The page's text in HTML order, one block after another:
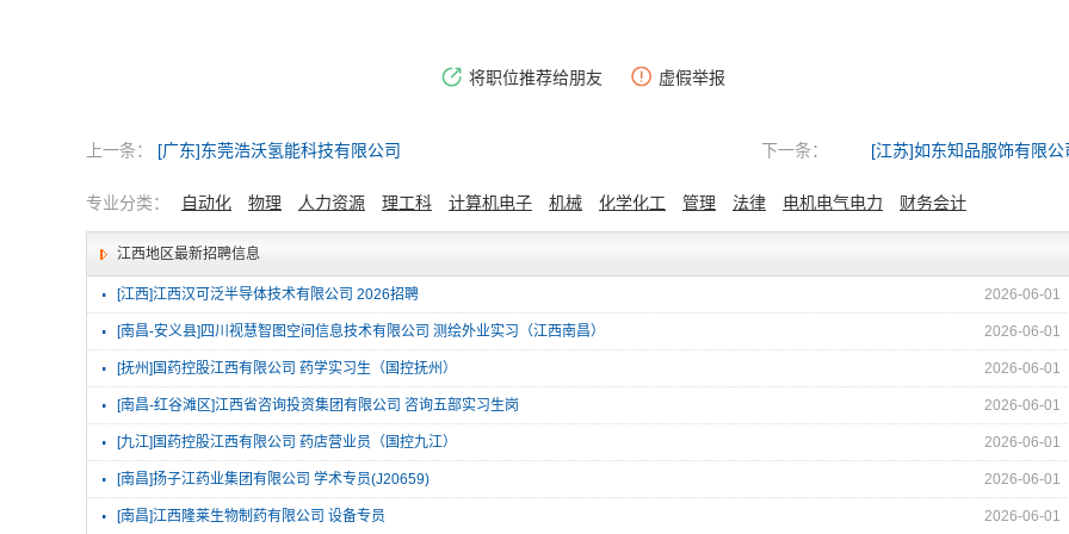
将职位推荐给朋友 虚假举报
上一条： [广东]东莞浩沃氢能科技有限公司 下一条： [江苏]如东知品服饰有限公
专业分类： 自动化 物理 人力资源 理工科 计算机电子 机械 化学化工 管理 法律 电机电气电力 财务会计
江西地区最新招聘信息
2026-06-01
· [江西]江西汉可泛半导体技术有限公司 2026招聘
2026-06-01
· [南昌-安义县]四川视慧智图空间信息技术有限公司 测绘外业实习（江西南昌）
2026-06-01
· [抚州]国药控股江西有限公司 药学实习生（国控抚州）
2026-06-01
· [南昌-红谷滩区]江西省咨询投资集团有限公司 咨询五部实习生岗
2026-06-01
· [九江]国药控股江西有限公司 药店营业员（国控九江）
2026-06-01
· [南昌]扬子江药业集团有限公司 学术专员(J20659)
2026-06-01
· [南昌]江西隆莱生物制药有限公司 设备专员